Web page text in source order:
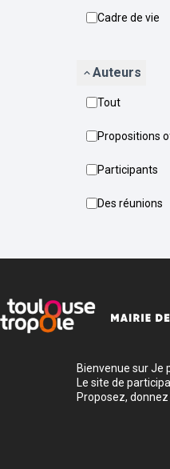
Cadre de vie
Auteurs
Tout
Propositions
Participants
Des réunions
Bienvenue sur Je
Le site de
Proposez,